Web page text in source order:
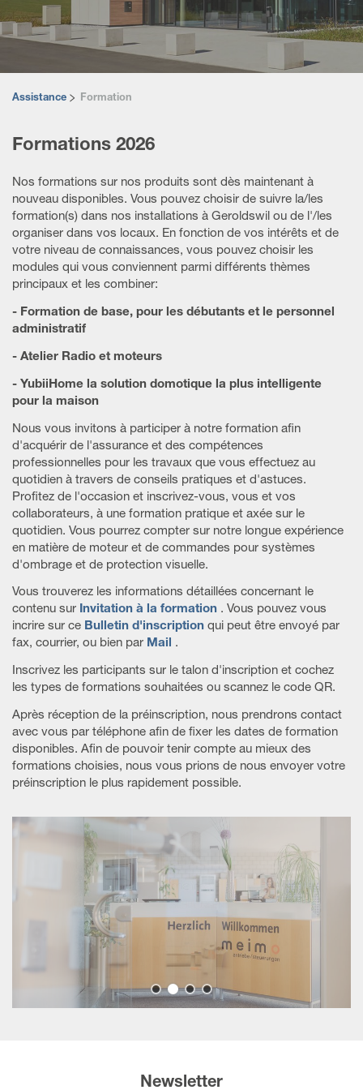
Assistance Formation
Formations 2026
Nos formations sur nos produits sont dès maintenant à
nouveau disponibles. Vous pouvez choisir de suivre la/les
formation(s) dans nos installations à Geroldswil ou de l'/les
organiser dans vos locaux. En fonction de vos intérêts et de
votre niveau de connaissances, vous pouvez choisir les
modules qui vous conviennent parmi différents thèmes
principaux et les combiner:
- Formation de base, pour les débutants et le personnel
administratif
- Atelier Radio et moteurs
- YubiiHome la solution domotique la plus intelligente
pour la maison
Nous vous invitons à participer à notre formation afin
d'acquérir de l'assurance et des compétences
professionnelles pour les travaux que vous effectuez au
quotidien à travers de conseils pratiques et d'astuces.
Profitez de l'occasion et inscrivez-vous, vous et vos
collaborateurs, à une formation pratique et axée sur le
quotidien. Vous pourrez compter sur notre longue expérience
en matière de moteur et de commandes pour systèmes
d'ombrage et de protection visuelle.
Vous trouverez les informations détaillées concernant le
contenu sur Invitation à la formation . Vous pouvez vous
incrire sur ce Bulletin d'inscription qui peut être envoyé par
fax, courrier, ou bien par Mail .
Inscrivez les participants sur le talon d'inscription et cochez
les types de formations souhaitées ou scannez le code QR.
Après réception de la préinscription, nous prendrons contact
avec vous par téléphone afin de fixer les dates de formation
disponibles. Afin de pouvoir tenir compte au mieux des
formations choisies, nous vous prions de nous envoyer votre
préinscription le plus rapidement possible.
Newsletter
Engagement
App-Center
Formation